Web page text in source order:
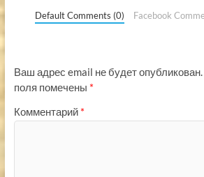
Default Comments (0) Facebook
Ваш адрес email не будет опубликован.
поля помечены *
Комментарий *